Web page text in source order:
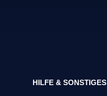
HILFE & SONSTIGES